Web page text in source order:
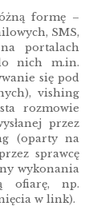
formę –
SMS,
portalach
nich m.in.
się pod
vishing
rozmowie
przez
(oparty na
sprawcę
wykonania
ofiarę, np.
w link).